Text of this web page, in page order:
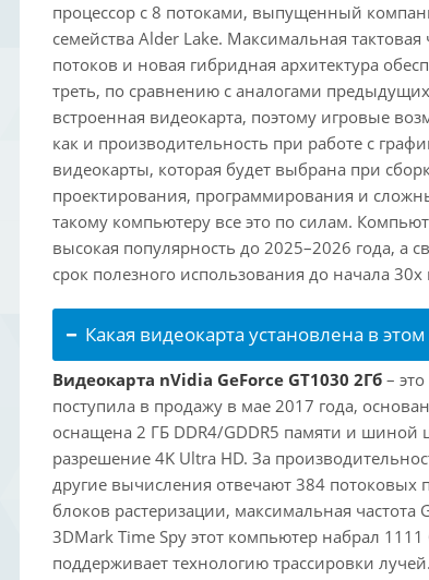
процессор с 8 потоками, выпущенный
семейства Alder Lake. Максимальная
потоков и новая гибридная архитектура
треть, по сравнению с аналогами
встроенная видеокарта, поэтому игровые
как и производительность при работе с
видеокарты, которая будет выбрана при
проектирования, программирования и
такому компьютеру все это по силам.
высокая популярность до 2025–2026 года, а
срок полезного использования до начала 30х
Какая видеокарта установлена в
Видеокарта nVidia GeForce GT1030 2Гб –
поступила в продажу в мае 2017 года,
оснащена 2 ГБ DDR4/GDDR5 памяти и
разрешение 4K Ultra HD. За
другие вычисления отвечают 384 потоковых
блоков растеризации, максимальная
3DMark Time Spy этот компьютер набрал
поддерживает технологию трассировки лучей.